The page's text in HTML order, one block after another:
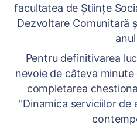
facultatea de Științe
Dezvoltare Comunitară
Pentru definitivarea
nevoie de câteva
completarea
"Dinamica serviciilor de